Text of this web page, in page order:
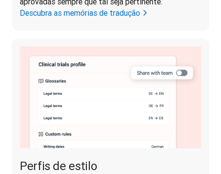
Descubra as memórias de tradução
Perfis de estilo